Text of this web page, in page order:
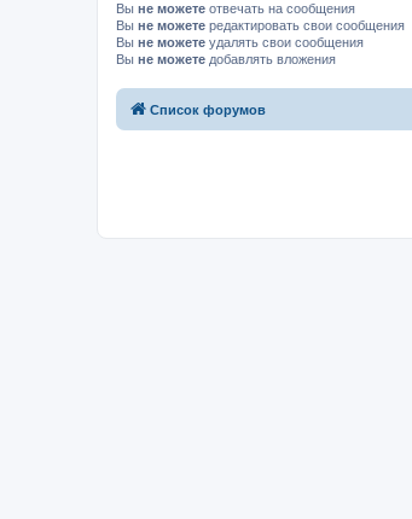
Вы не можете отвечать на сообщения
Вы не можете редактировать свои сообщения
Вы не можете удалять свои сообщения
Вы не можете добавлять вложения
Список форумов